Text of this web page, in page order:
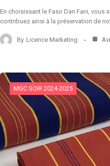
En choisissant le Faso Dan Fani, vous
contribuez ainsi à la préservation de
By Licence Marketing
MGC SOIR 2024-2025